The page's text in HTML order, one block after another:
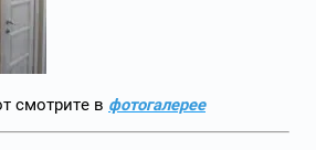
смотрите в фотогалерее